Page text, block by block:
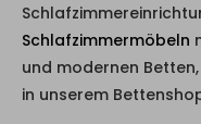
Schlafzimmermöbeln
und modernen
in unserem